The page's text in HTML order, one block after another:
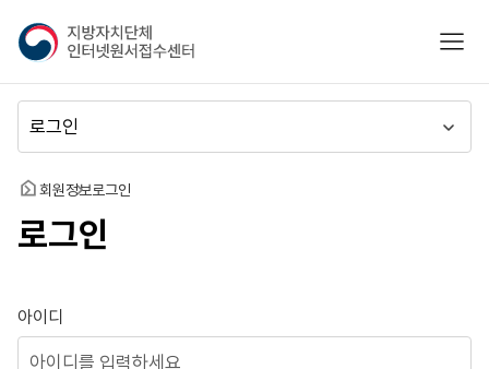
지
방
자
치
단
체
인
넷
접
수
센
모바
뉴
동
홈 회원정보로그인
로그인
로그인
아이디